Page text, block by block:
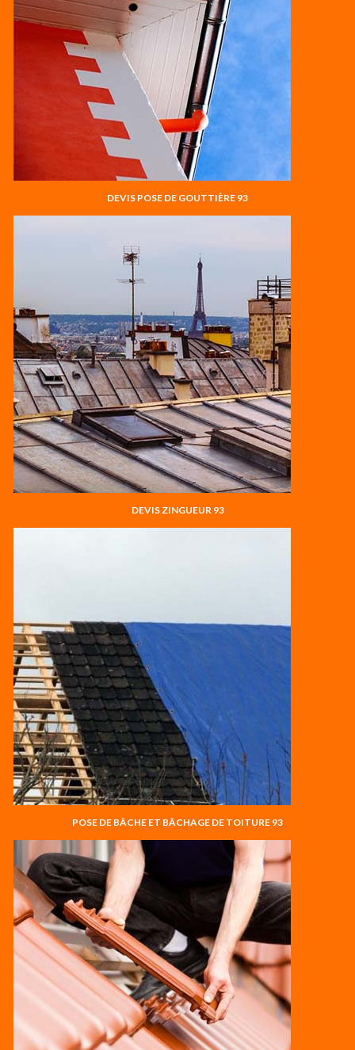
DEVIS POSE DE GOUTTIÈRE 93
DEVIS ZINGUEUR 93
POSE DE BÂCHE ET BÂCHAGE DE TOITURE 93